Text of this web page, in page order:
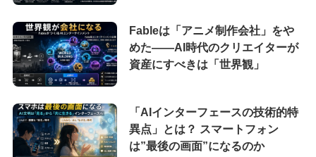
Fableは「アニメ制作会社」をや
めた――AI時代のクリエイターが
資産にすべきは「世界観」
「AIインターフェースの技術的特
異点」とは？ スマートフォン
は”最後の画面”になるのか